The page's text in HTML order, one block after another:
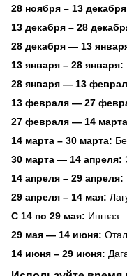
28 ноября – 13
13 декабря – 28
28 декабря — 13
13 января – 28 января:
28 января — 13
13 февраля — 27
27 февраля — 14
14 марта – 30 марта:
30 марта — 14 апреля:
14 апреля – 29 апреля:
29 апреля – 14 мая:
С 14 по 29 мая: Ингваз
29 мая — 14 июня:
14 июня – 29 июня: